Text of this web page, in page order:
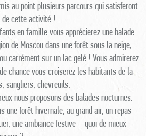
au point plusieurs parcours qui satisferont
cette activité !
en famille vous apprécierez une balade
de Moscou dans une forêt sous la neige,
carrément sur un lac gelé ! Vous admirerez
chance vous croiserez les habitants de la
sangliers, chevreuils.
nous proposons des balades nocturnes.
une forêt hivernale, au grand air, un repas
une ambiance festive – quoi de mieux